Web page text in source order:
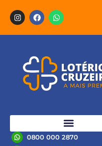
0800 000 2870